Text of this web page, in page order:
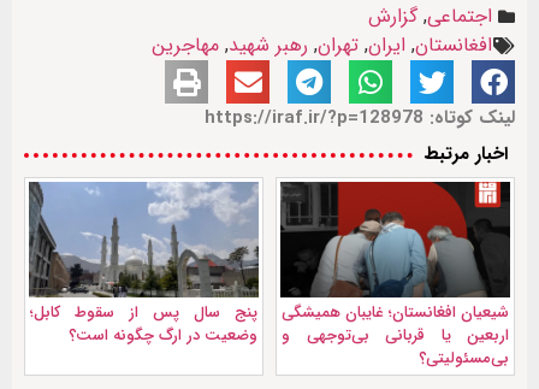
اجتماعی,گزارش
افغانستان, ایران, تهران, رهبر شهید, مهاجرین
لینک کوتاه: https://iraf.ir/?p=128978
اخبار مرتبط
شیعیان افغانستان؛ غایبان همیشگی
اربعین یا قربانی بی‌توجهی و
بی‌مسئولیتی؟
پنج سال پس از سقوط کابل؛
وضعیت در ارگ چگونه است؟